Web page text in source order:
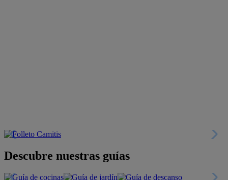
Descubre nuestras guías